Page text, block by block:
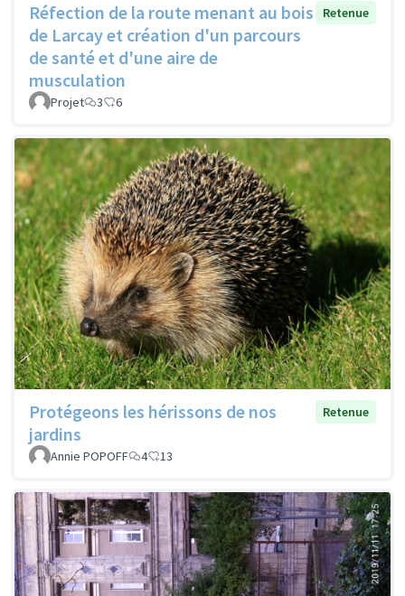
Réfection de la route menant au bois
de Larcay et création d'un parcours
de santé et d'une aire de
musculation
Retenue
Projet 3 6
Protégeons les hérissons de nos
jardins
Retenue
Annie POPOFF 4 13